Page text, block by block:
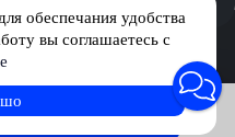
услугу
обеспечания удобства
вы соглашаетесь с
зарегистрировано
в сфере связи, информационных
№ Эл № ФС77-84512 от
«МБ-Авто»
Игоревна